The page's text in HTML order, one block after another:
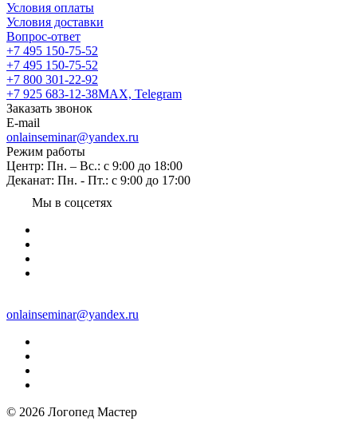
Условия оплаты
Условия доставки
Вопрос-ответ
+7 495 150-75-52
+7 495 150-75-52
+7 800 301-22-92
+7 925 683-12-38MAX, Telegram
Заказать звонок
E-mail
onlainseminar@yandex.ru
Режим работы
Центр: Пн. – Вс.: с 9:00 до 18:00
Деканат: Пн. - Пт.: с 9:00 до 17:00
Мы в соцсетях
onlainseminar@yandex.ru
© 2026 Логопед Мастер